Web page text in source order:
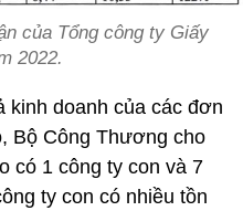
của Tổng công ty Giấy
2022.
kinh doanh của các đơn
Bộ Công Thương cho
có 1 công ty con và 7
ty con có nhiều tồn